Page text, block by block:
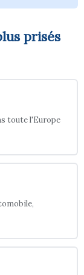
prisés
toute l'Europe